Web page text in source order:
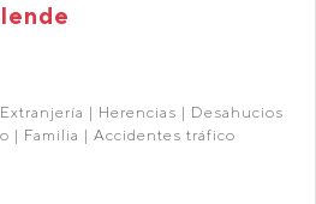
| Herencias | Desahucios
| Familia | Accidentes tráfico